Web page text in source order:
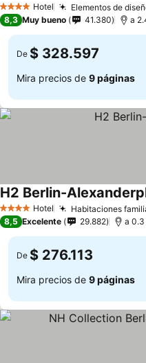
4 EstrellasHotel Elementos de
8,3 Muy bueno 41.380 a
De $ 328.597
Mira precios de 9 páginas
4 EstrellasHotel Habitaciones
H2 Berlin-
8,5 Excelente 29.882 a 0.3
De $ 276.113
Mira precios de 9 páginas